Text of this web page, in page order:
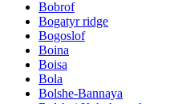
Bobrof
Bogatyr ridge
Bogoslof
Boina
Boisa
Bola
Bolshe-Bannaya